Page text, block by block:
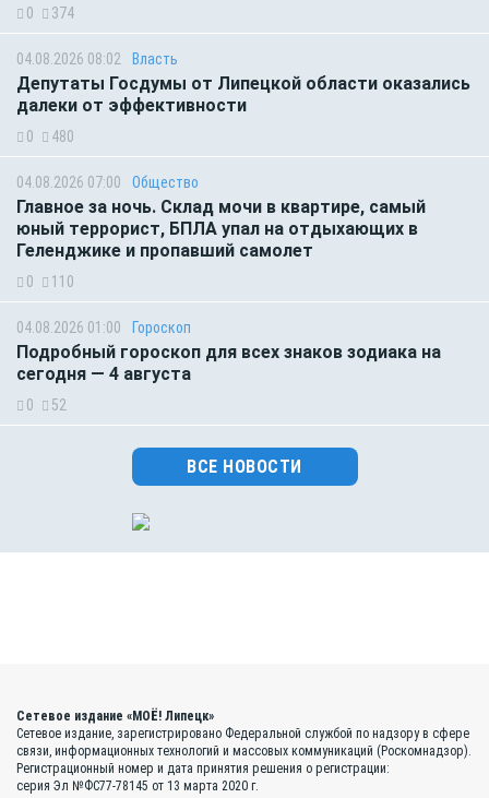
0 374
04.08.2026 08:02 Власть
Депутаты Госдумы от Липецкой области оказались
далеки от эффективности
0 480
04.08.2026 07:00 Общество
Главное за ночь. Склад мочи в квартире, самый
юный террорист, БПЛА упал на отдыхающих в
Геленджике и пропавший самолет
0 110
04.08.2026 01:00 Гороскоп
Подробный гороскоп для всех знаков зодиака на
сегодня — 4 августа
0 52
ВСЕ НОВОСТИ
Сетевое издание «МОЁ! Липецк»
Сетевое издание, зарегистрировано Федеральной службой по надзору в сфере
связи, информационных технологий и массовых коммуникаций (Роскомнадзор).
Регистрационный номер и дата принятия решения о регистрации:
серия Эл №ФС77-78145 от 13 марта 2020 г.